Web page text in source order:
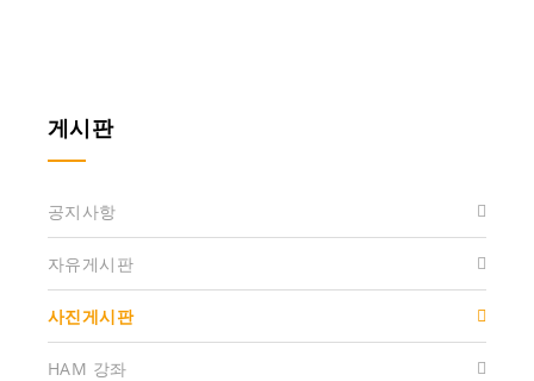
게시판
공지사항
자유게시판
사진게시판
HAM 강좌